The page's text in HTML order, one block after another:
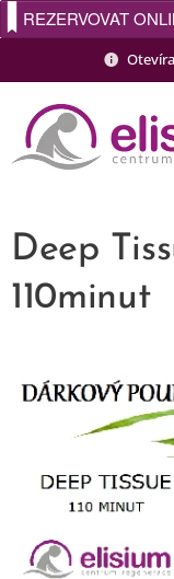
REZERVOVAT
Deep
110minut